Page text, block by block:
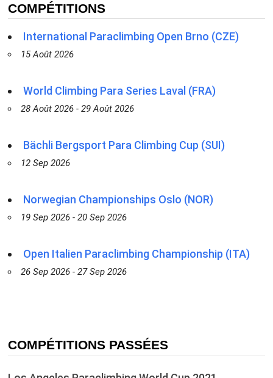
COMPÉTITIONS
International Paraclimbing Open Brno (CZE)
15 Août 2026
World Climbing Para Series Laval (FRA)
28 Août 2026 - 29 Août 2026
Bächli Bergsport Para Climbing Cup (SUI)
12 Sep 2026
Norwegian Championships Oslo (NOR)
19 Sep 2026 - 20 Sep 2026
Open Italien Paraclimbing Championship (ITA)
26 Sep 2026 - 27 Sep 2026
COMPÉTITIONS PASSÉES